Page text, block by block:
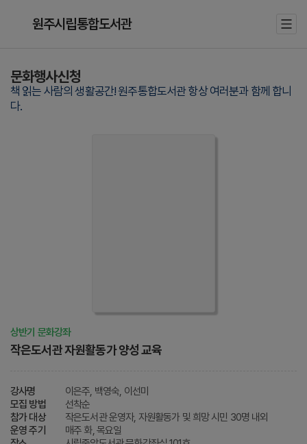
원주시립통합도서관
문화행사신청
책 읽는 사람의 생활공간! 원주통합도서관 항상 여러분과 함께 합니
다.
상반기 문화강좌
작은도서관 자원활동가 양성 교육
강사명
이은주, 백영숙, 이선미
모집 방법
선착순
참가 대상
작은도서관 운영자, 자원활동가 및 희망 시민 30명 내외
운영 주기
매주 화, 목요일